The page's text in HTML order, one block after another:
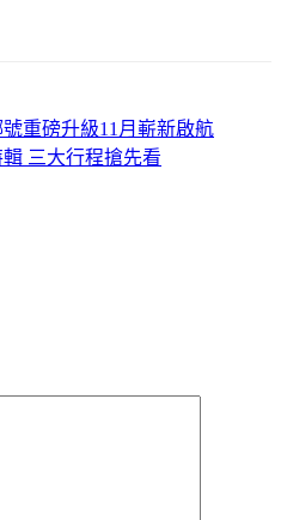
重磅升級11月嶄新啟航
三大行程搶先看